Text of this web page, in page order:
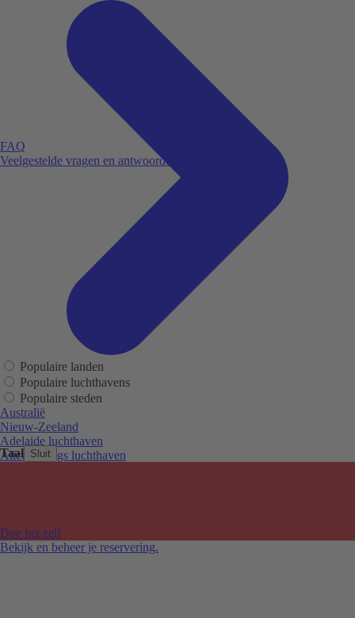
Taal Sluit
FAQ
Veelgestelde vragen en antwoorden.
Doe het zelf
Bekijk en beheer je reservering.
Populaire landen
Populaire luchthavens
Populaire steden
Australië
Nieuw-Zeeland
Adelaide luchthaven
Alice Springs luchthaven
Melbourne Tullamarine luchthaven
Perth luchthaven
Sydney luchthaven